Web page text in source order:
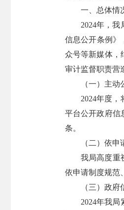
一、总体情
2024年，
信息公开条例》
众号等新媒体，
审计监督职责营
（一）主动
2024年度
平台公开政府信
条。
（二）依申
我局高度重
依申请制度规范
（三）政府
2024年我